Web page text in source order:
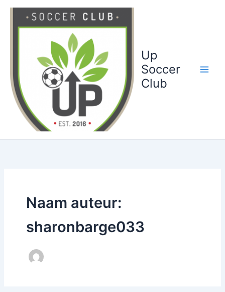
Up
Soccer
Club
Naam auteur:
sharonbarge033